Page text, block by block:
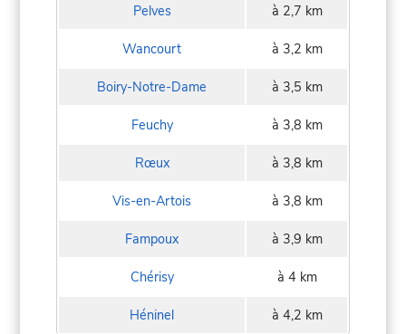
Pelves à 2,7 km
Wancourt à 3,2 km
Boiry-Notre-Dame à 3,5 km
Feuchy à 3,8 km
Rœux à 3,8 km
Vis-en-Artois à 3,8 km
Fampoux à 3,9 km
Chérisy à 4 km
Héninel à 4,2 km